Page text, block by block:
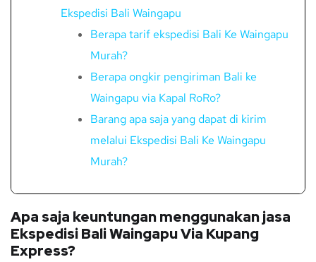
Ekspedisi Bali Waingapu
Berapa tarif ekspedisi Bali Ke Waingapu
Murah?
Berapa ongkir pengiriman Bali ke
Waingapu via Kapal RoRo?
Barang apa saja yang dapat di kirim
melalui Ekspedisi Bali Ke Waingapu
Murah?
Apa saja keuntungan menggunakan jasa
Ekspedisi Bali Waingapu Via Kupang
Express?